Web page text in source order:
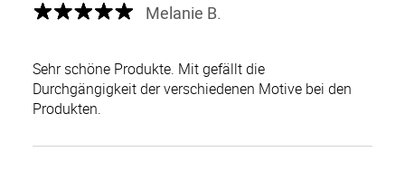
Melanie B.
Sehr schöne Produkte. Mit gefällt die
Durchgängigkeit der verschiedenen Motive bei den
Produkten.